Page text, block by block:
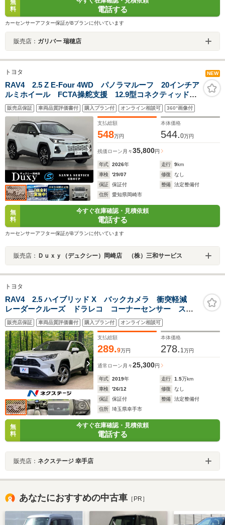
無
料
電話する
カーセンサーアフター保証がBプランに付いています
販売店： ガリバー 瑞穂店
トヨタ NEW
RAV4 2.5 Z E-Four 4WD パノラマルーフ 20インチア
ルミホイール FCTA操舵支援 12.9型コネクティッドナ
ビ パノラミックビューモニター ブラインドスポット
モニター AppleCarPlay対応 フルセグTV ETC2.0
USB充電タイプC スペアキー
販売店保証 車両品質評価書付 購入プラン付 オンライン相談可 360°画像付
支払総額
548万円
本体価格
544.0万円
残価ローン 月々35,800円
年式 2026年 走行 9km
車検
'29/07 修復
なし
保証
保証付 整備
法定整備付
住所
愛知県岡崎市
無
料
今すぐ在庫確認・見積依頼
電話する
カーセンサーアフター保証がBプランに付いています
販売店： Ｄｕｘｙ（デュクシー）岡崎店 （株）三和サービス
トヨタ
RAV4 2.5 ハイブリッド X バックカメラ 衝突軽減
レーダークルーズ ドラレコ コーナーセンサー スマ
ートキー ビルトインETC 純正18インチアルミ オー
トハイビーム オートライト デュアルエアコン
販売店保証 車両品質評価書付 購入プラン付 オンライン相談可
支払総額
289.9万円
本体価格
278. 1万円
通常ローン 月々25,300円
年式 2019年 走行 1.5万km
車検
'26/12 修復
なし
保証
保証付 整備
法定整備付
住所
埼玉県幸手市
無
料
今すぐ在庫確認・見積依頼
電話する
販売店： ネクステージ 幸手店
あなたにおすすめの中古車 ［PR］